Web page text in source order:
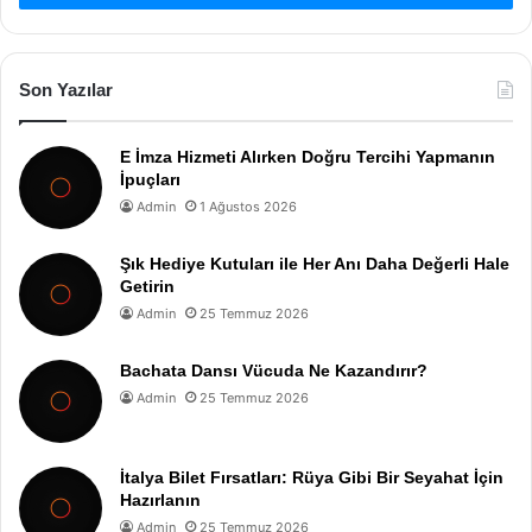
Son Yazılar
E İmza Hizmeti Alırken Doğru Tercihi Yapmanın
İpuçları
Admin 1 Ağustos 2026
Şık Hediye Kutuları ile Her Anı Daha Değerli Hale
Getirin
Admin 25 Temmuz 2026
Bachata Dansı Vücuda Ne Kazandırır?
Admin 25 Temmuz 2026
İtalya Bilet Fırsatları: Rüya Gibi Bir Seyahat İçin
Hazırlanın
Admin 25 Temmuz 2026